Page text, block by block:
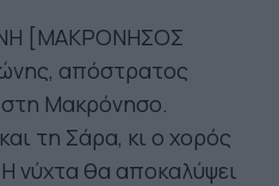
[ΜΑΚΡΟΝΗΣΟΣ
απόστρατος
στη Μακρόνησο.
τη Σάρα, κι ο χορός
νύχτα θα αποκαλύψει